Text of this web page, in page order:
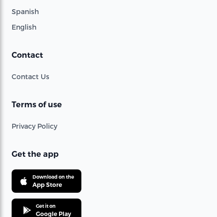
Spanish
English
Contact
Contact Us
Terms of use
Privacy Policy
Get the app
Download on the
App Store
Get it on
Google Play